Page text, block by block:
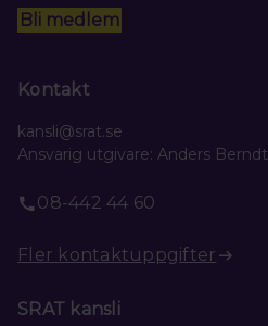
Bli medlem
Kontakt
kansli@srat.se
Ansvarig utgivare: Anders Berndt
08-442 44 60
Fler kontaktuppgifter
SRAT kansli